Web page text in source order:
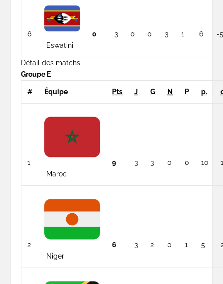
6
Eswatini
0 3 0 0 3 1 6 -
Détail des matchs
Groupe E
# Équipe Pts J G N P p.
1
Maroc
9 3 3 0 0 10
2
Niger
6 3 2 0 1 5